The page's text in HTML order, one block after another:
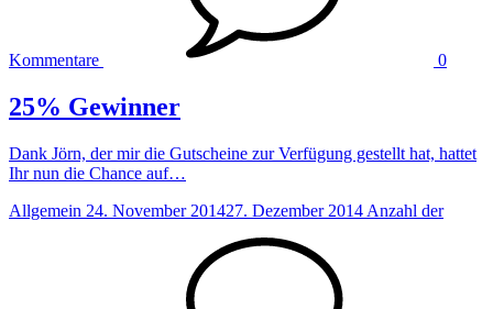
Kommentare 0
25% Gewinner
Dank Jörn, der mir die Gutscheine zur Verfügung gestellt hat, hattet
Ihr nun die Chance auf…
Allgemein 24. November 201427. Dezember 2014 Anzahl der